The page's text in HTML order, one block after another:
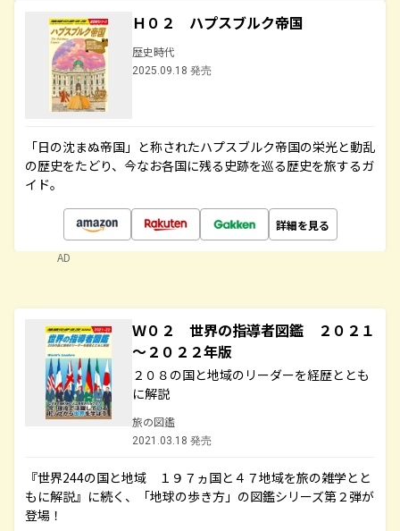
Ｈ０２ ハプスブルク帝国
歴史時代
2025.09.18 発売
「日の沈まぬ帝国」と称されたハプスブルク帝国の栄光と動乱
の歴史をたどり、今なお各国に残る史跡を巡る歴史を旅するガ
イド。
詳細を見る
AD
Ｗ０２ 世界の指導者図鑑 ２０２１
～２０２２年版
２０８の国と地域のリーダーを経歴ととも
に解説
旅の図鑑
2021.03.18 発売
『世界244の国と地域 １９７ヵ国と４７地域を旅の雑学とと
もに解説』に続く、「地球の歩き方」の図鑑シリーズ第２弾が
登場！